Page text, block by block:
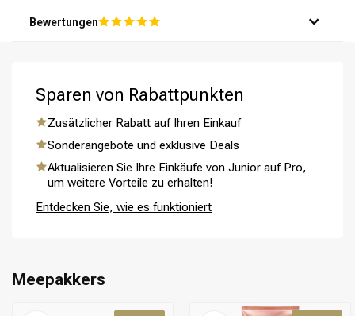
Umformung CombiDeals
Schritt 4: Lasse den Conditioner ein paar Minuten
einwirken.
Bewertungen
Sparen von Rabattpunkten
Zusätzlicher Rabatt auf Ihren Einkauf
Sonderangebote und exklusive Deals
Aktualisieren Sie Ihre Einkäufe von Junior auf Pro,
um weitere Vorteile zu erhalten!
Entdecken Sie, wie es funktioniert
Meepakkers